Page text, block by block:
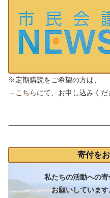
※定期購読をご希望の方は、
→ こちらにて、お申し込みくだ
寄付を
私たちの活動への寄
お願いしています